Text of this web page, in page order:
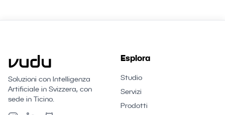
Soluzioni con Intelligenza
Artificiale in Svizzera, con
sede in Ticino.
Esplora
Studio
Servizi
Prodotti